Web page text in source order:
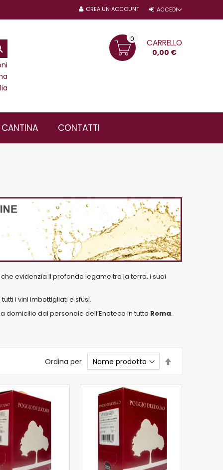
ACCEDI
CREA UN ACCOUNT
CARRELLO
0,00 €
0
CONTATTI
che evidenzia il profondo legame tra la terra, i suoi
i vini imbottigliati e sfusi.
dal personale dell’Enoteca in tutta Roma.
Ordina per
decrescente